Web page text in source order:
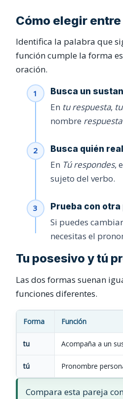
Cómo elegir
Identifica la palabra que
función cumple la forma
oración.
Busca un
En tu respuesta, tu
nombre respuesta
Busca quién
En Tú respondes,
sujeto del verbo.
Prueba con
Si puedes
necesitas el
Tu posesivo y tú
Las dos formas suenan
funciones diferentes.
Forma Función
tu Acompaña a un
tú Pronombre
Compara esta pareja